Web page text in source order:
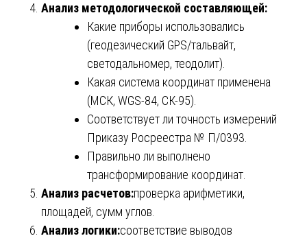
Анализ методологической составляющей:
Какие приборы использовались
(геодезический GPS/тальвайт,
светодальномер, теодолит).
Какая система координат применена
(МСК, WGS-84, СК-95).
Соответствует ли точность измерений
Приказу Росреестра № П/0393.
Правильно ли выполнено
трансформирование координат.
Анализ расчетов:проверка арифметики,
площадей, сумм углов.
Анализ логики:соответствие выводов